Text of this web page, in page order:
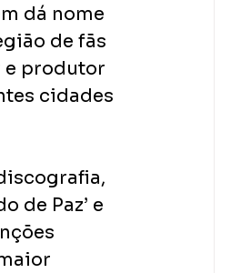
dá nome
de fãs
e produtor
cidades
de Paz’ e